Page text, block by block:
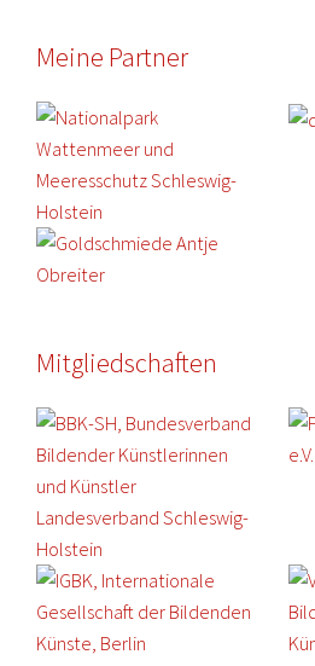
Meine Partner
Mitgliedschaften